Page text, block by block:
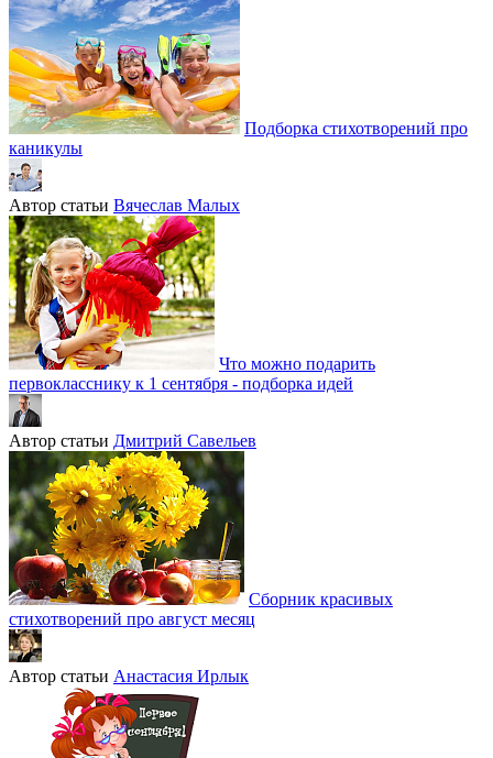
Подборка стихотворений про
каникулы
Автор статьи Вячеслав Малых
Что можно подарить
первокласснику к 1 сентября - подборка идей
Автор статьи Дмитрий Савельев
Сборник красивых
стихотворений про август месяц
Автор статьи Анастасия Ирлык